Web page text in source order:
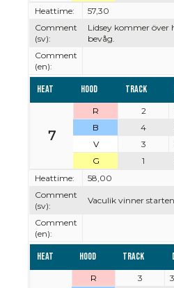
Heattime:
57,30
Comment
(sv):
Lidsey kommer över
bevåg.
Comment
(en):
Heat Hood Track
7
R 2
B
4
V
3
G
1
Heattime:
58,00
Comment
(sv):
Vaculik vinner
Comment
(en):
Heat Hood Track
R 3